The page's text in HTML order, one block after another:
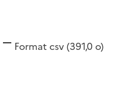
Format csv(391,0 o)